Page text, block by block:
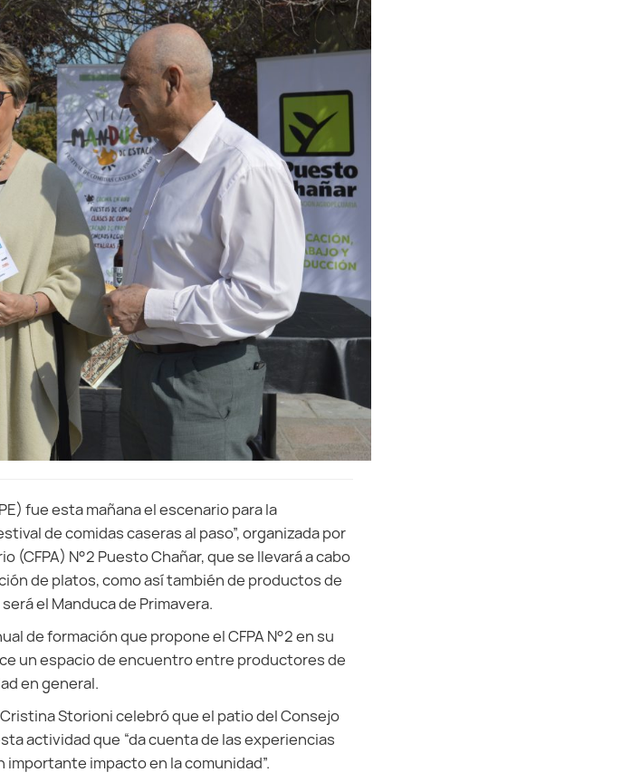
fue esta mañana el escenario para la
de comidas caseras al paso”, organizada por
N°2 Puesto Chañar, que se llevará a cabo
de platos, como así también de productos de
el Manduca de Primavera.
de formación que propone el CFPA N°2 en su
un espacio de encuentro entre productores de
en general.
Storioni celebró que el patio del Consejo
actividad que “da cuenta de las experiencias
importante impacto en la comunidad”.